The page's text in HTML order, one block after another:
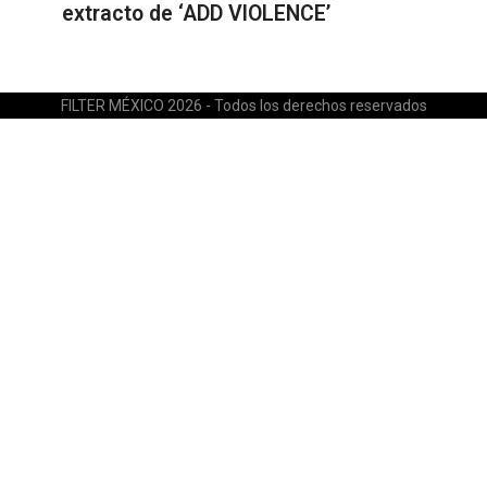
extracto de ‘ADD VIOLENCE’
FILTER MÉXICO 2026 - Todos los derechos reservados